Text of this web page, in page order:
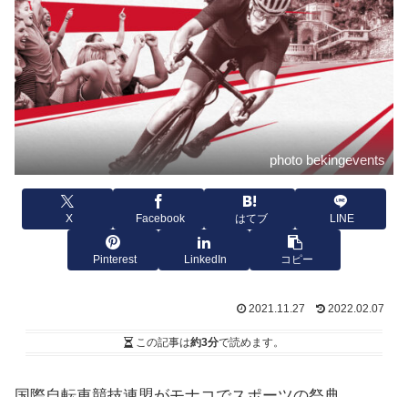
photo bekingevents
X Facebook はてブ LINE
Pinterest LinkedIn コピー
2021.11.27 2022.02.07
この記事は約3分で読めます。